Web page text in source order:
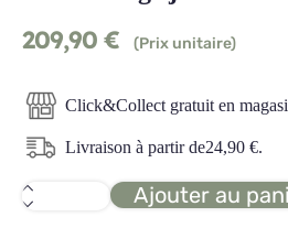
209,90 € (Prix unitaire)
Click&Collect gratuit en
Livraison à partir de24,90 €.
quantité
de
Ajouter au